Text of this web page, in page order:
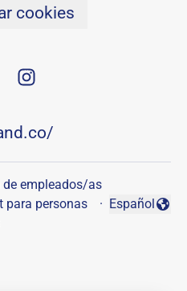
cookies
de empleados/as
para personas
·
Cambiar
Español